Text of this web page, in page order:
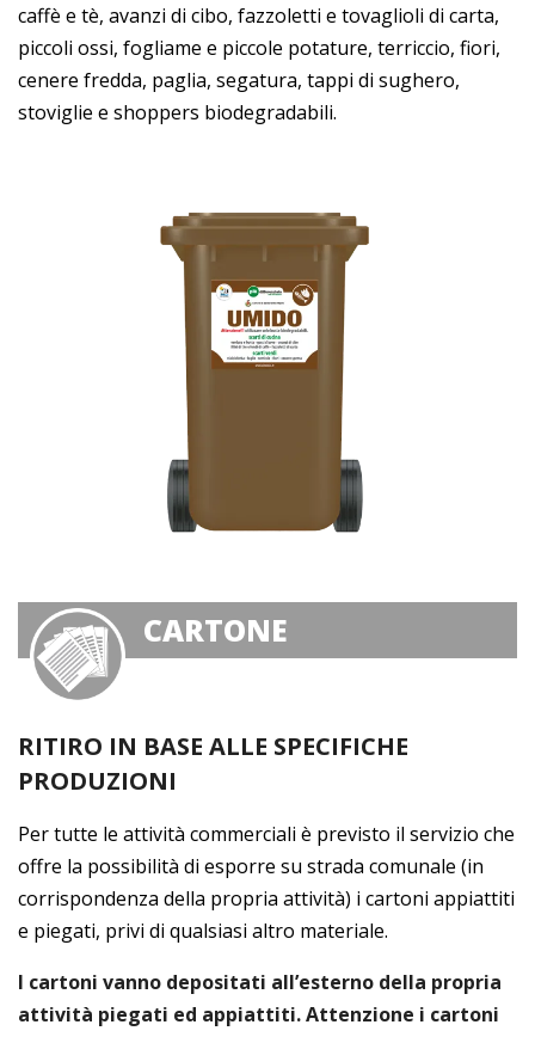
caffè e tè, avanzi di cibo, fazzoletti e tovaglioli di carta,
piccoli ossi, fogliame e piccole potature, terriccio, fiori,
cenere fredda, paglia, segatura, tappi di sughero,
stoviglie e shoppers biodegradabili.
CARTONE
RITIRO IN BASE ALLE SPECIFICHE
PRODUZIONI
Per tutte le attività commerciali è previsto il servizio che
offre la possibilità di esporre su strada comunale (in
corrispondenza della propria attività) i cartoni appiattiti
e piegati, privi di qualsiasi altro materiale.
I cartoni vanno depositati all’esterno della propria
attività piegati ed appiattiti. Attenzione i cartoni